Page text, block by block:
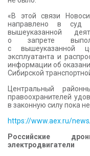
«В этой связи
направлено в суд
вышеуказанной
о запрете
с вышеуказанной
эксплуатанта и
информации об
Сибирской
Центральный
правоохранителей
в законную силу пока не
https://www.aex.ru/
Российские
электродвигатели